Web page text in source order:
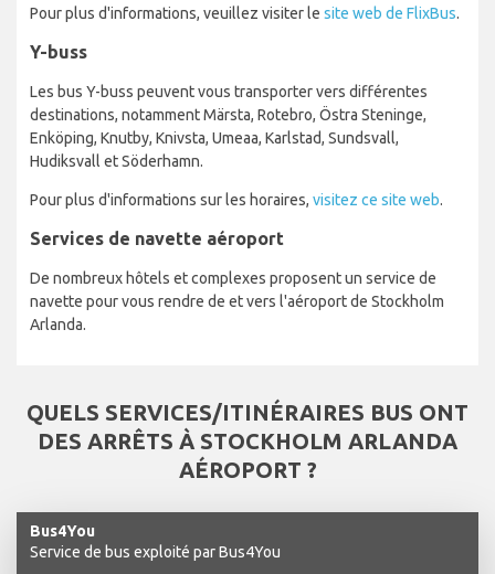
Pour plus d'informations, veuillez visiter le site web de FlixBus.
Y-buss
Les bus Y-buss peuvent vous transporter vers différentes
destinations, notamment Märsta, Rotebro, Östra Steninge,
Enköping, Knutby, Knivsta, Umeaa, Karlstad, Sundsvall,
Hudiksvall et Söderhamn.
Pour plus d'informations sur les horaires, visitez ce site web.
Services de navette aéroport
De nombreux hôtels et complexes proposent un service de
navette pour vous rendre de et vers l'aéroport de Stockholm
Arlanda.
QUELS SERVICES/ITINÉRAIRES BUS ONT
DES ARRÊTS À STOCKHOLM ARLANDA
AÉROPORT ?
Bus4You
Service de bus exploité par Bus4You